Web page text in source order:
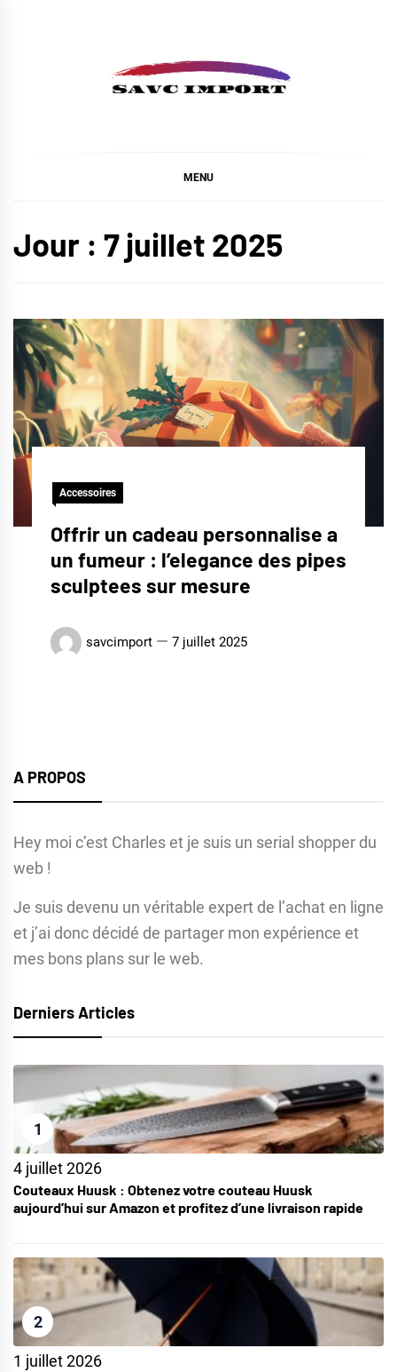
MENU
Jour : 7 juillet 2025
Accessoires
Offrir un cadeau personnalise a
un fumeur : l’elegance des pipes
sculptees sur mesure
savcimport 7 juillet 2025
A PROPOS
Hey moi c’est Charles et je suis un serial shopper du
web !
Je suis devenu un véritable expert de l’achat en ligne
et j’ai donc décidé de partager mon expérience et
mes bons plans sur le web.
Derniers Articles
1
4 juillet 2026
Couteaux Huusk : Obtenez votre couteau Huusk
aujourd’hui sur Amazon et profitez d’une livraison rapide
2
1 juillet 2026